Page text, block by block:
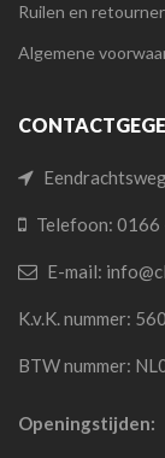
Ruilen en
Algemene
Telefoon: 0166
E-mail:
K.v.K. nummer:
BTW nummer:
Openingstijden: